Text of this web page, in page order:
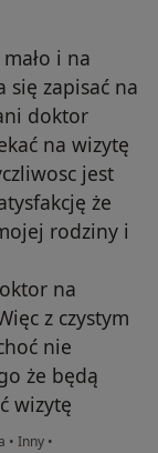
i na
zapisać na
doktor
na wizytę
jest
że
rodziny i
na
z czystym
nie
że będą
wizytę
• Inny •